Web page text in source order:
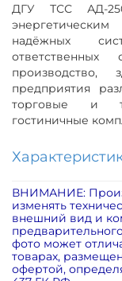
ДГУ ТСС АД-
надёжных
ответственных
производство,
предприятия
торговые и
гостиничные
ВНИМАНИЕ:
изменять
внешний вид и
фото может
товарах,
офертой,